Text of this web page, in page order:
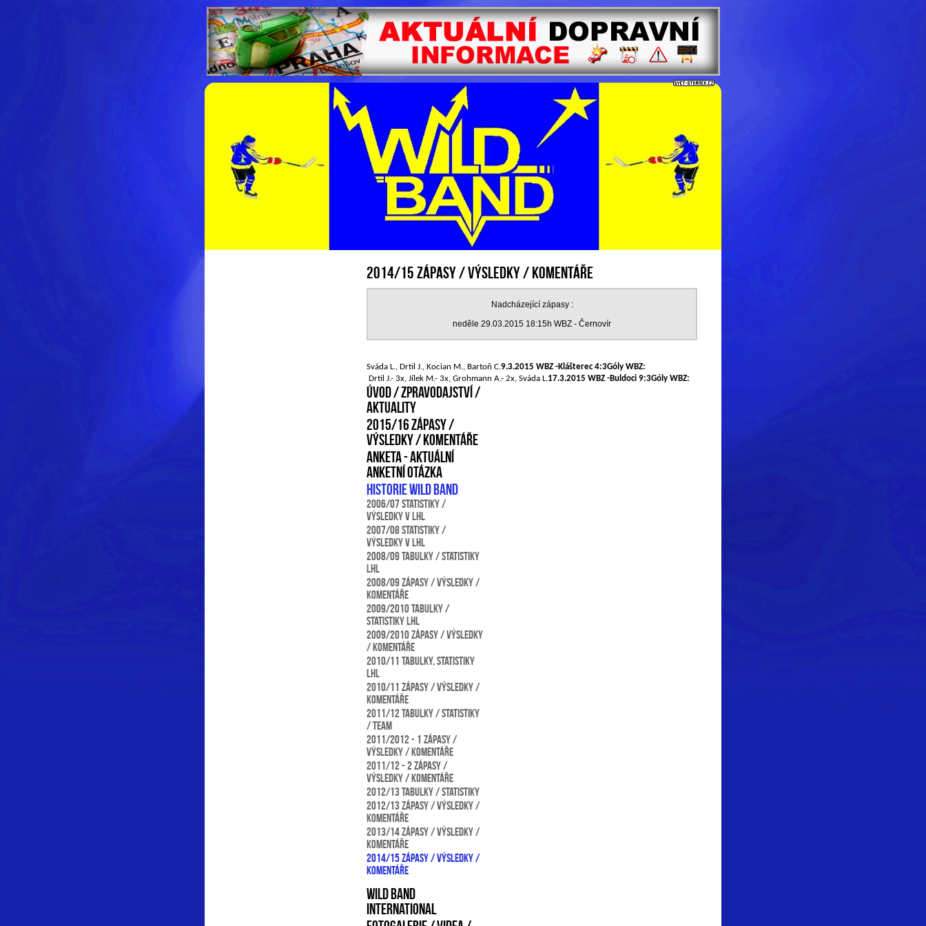
2014/15 Zápasy / výsledky / komentáře
Nadcházející zápasy :
neděle 29.03.2015 18:15h WBZ - Černovír
Sváda L., Drtil J., Kocian M., Bartoň C.9.3.2015 WBZ -Klášterec 4:3Góly WBZ:
Drtil J.- 3x, Jílek M.- 3x, Grohmann A.- 2x, Sváda L.17.3.2015 WBZ -Buldoci 9:3Góly WBZ:
Úvod / zpravodajství /
aktuality
2015/16 ZÁPASY /
VÝSLEDKY / KOMENTÁŘE
Anketa - aktuální
anketní otázka
Historie Wild Band
2006/07 statistiky /
výsledky v LHL
2007/08 statistiky /
výsledky v LHL
2008/09 Tabulky / statistiky
LHL
2008/09 Zápasy / výsledky /
komentáře
2009/2010 Tabulky /
statistiky LHL
2009/2010 Zápasy / výsledky
/ komentáře
2010/11 Tabulky, statistiky
LHL
2010/11 Zápasy / výsledky /
komentáře
2011/12 Tabulky / statistiky
/ team
2011/2012 - 1 Zápasy /
výsledky / komentáře
2011/12 - 2 Zápasy /
výsledky / komentáře
2012/13 Tabulky / statistiky
2012/13 Zápasy / výsledky /
komentáře
2013/14 Zápasy / výsledky /
komentáře
2014/15 Zápasy / výsledky /
komentáře
Wild Band
international